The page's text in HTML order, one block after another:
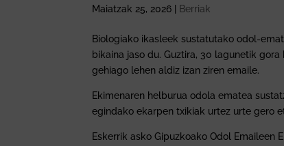
Maiatzak 25, 2026 Berriak
Biologiako ikasleek sustatutako odol-
bikaina jaso du. Guztira, 30 lagunetik
gehiago lehen aldiz izan ziren emaile.
Ekimenaren helburua odola ematea
egindako ekarpen txikiak urtez urte gero
Eskerrik asko Gipuzkoako Odol